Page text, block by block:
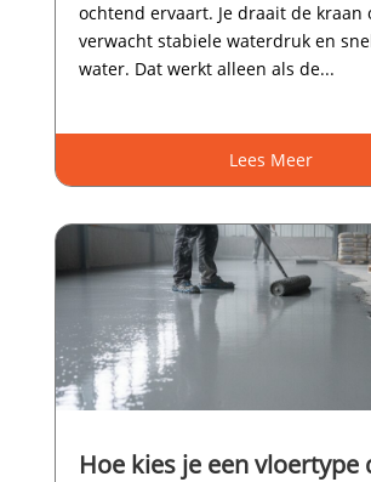
ochtend ervaart.​ Je draait de kraan
verwacht stabiele waterdruk en
water.​ Dat werkt alleen als de...
Lees Meer
Hoe kies je een vloertype